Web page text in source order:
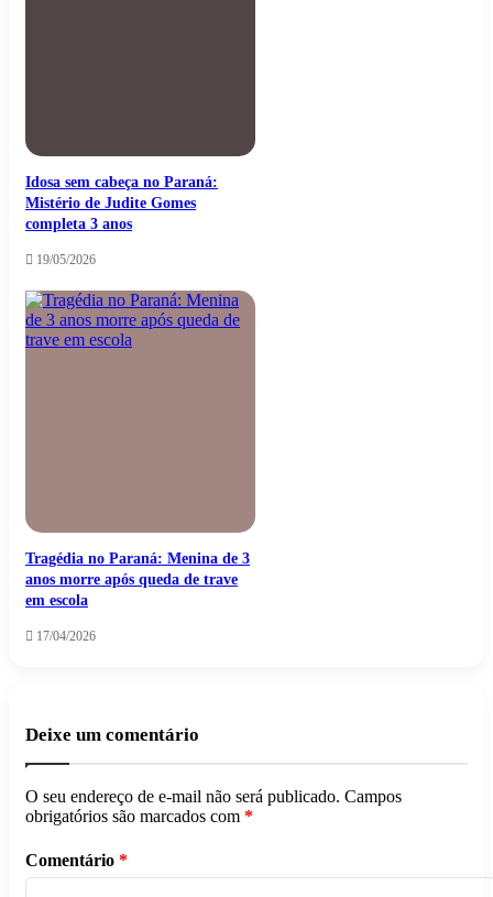
Idosa sem cabeça no Paraná:
Mistério de Judite Gomes
completa 3 anos
19/05/2026
Tragédia no Paraná: Menina de 3
anos morre após queda de trave
em escola
17/04/2026
Deixe um comentário
O seu endereço de e-mail não será publicado. Campos
obrigatórios são marcados com *
Comentário *